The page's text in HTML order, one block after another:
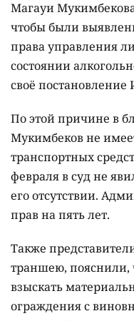
Магауи
чтобы были
права управления
состоянии
своё постановление
По этой причине в
Мукимбеков не
транспортных
февраля в суд не
его отсутствии.
прав на пять лет.
Также
траншею, пояснили,
взыскать
ограждения с